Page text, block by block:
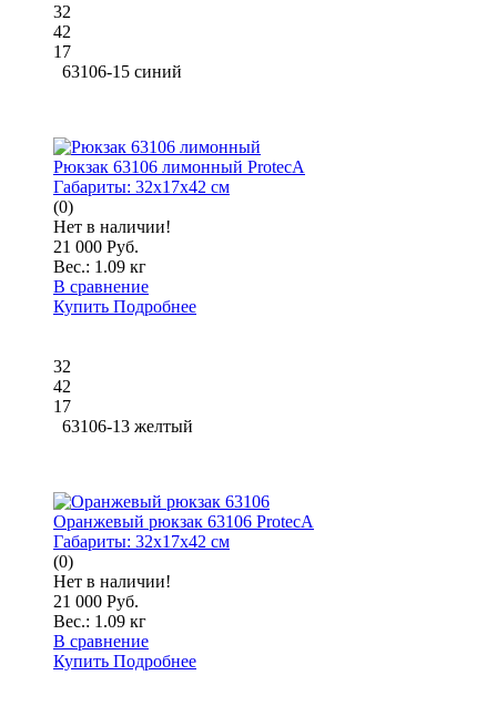
32
42
17
63106-15 синий
Рюкзак 63106 лимонный ProtecA
Габариты: 32x17x42 см
(0)
Нет в наличии!
21 000 Руб.
Вес.: 1.09 кг
В сравнение
Купить Подробнее
32
42
17
63106-13 желтый
Оранжевый рюкзак 63106 ProtecA
Габариты: 32x17x42 см
(0)
Нет в наличии!
21 000 Руб.
Вес.: 1.09 кг
В сравнение
Купить Подробнее